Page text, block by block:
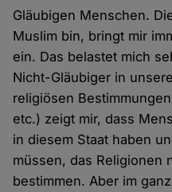
Gläubigen Menschen.
Muslim bin, bringt mir
ein. Das belastet mich
Nicht-Gläubiger in
religiösen
etc.) zeigt mir, dass
in diesem Staat haben
müssen, das Religionen
bestimmen. Aber im